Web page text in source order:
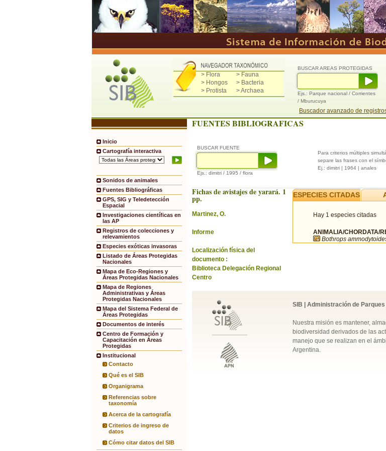
> Flora
> Fauna
> Hongos
> Bacteria
> Protista
> Archaea
BUSCAR AREAS PROTEGIDAS
Ejs.: Parque nacional / Corrientes
/ Mburucuya
Buscador avanzado de
Inicio
Cartografía interactiva
Sonidos de animales
Fuentes Bibliográficas
GPS, SIG y Teledetección
Espacial
Investigaciones científicas en
las AP
Registros de colecciones y
relevamientos
Especies exóticas invasoras
Listado de Áreas Protegidas
Nacionales
Mapa de Eco-Regiones y
Áreas Protegidas Nacionales
Mapa de Regiones
Administrativas y Áreas
Protegidas Nacionales
Mapa del Sistema Federal de
Áreas Protegidas
Documentos de interés
Centro de Formación y
Capacitación en Áreas
Protegidas
Institucional
Contacto
Qué es el SIB
Organigrama
Referencias sobre
taxonomía
Acerca de la cartografía
Criterios de ingreso de
datos
Cómo citar datos del SIB
FUENTES BIBLIOGRAFICAS
BUSCAR FUENTE
Ejs.: dimitri / 1995 / flora
Para criterios múltiples
separe las frases con el
Ej.: dimitri | 1964 | anales
Fichas de avistajes de yarará. 1
pp.
Martinez, O.
Informe
Localización física del
documento :
Biblioteca Delegación Regional
Centro
ESPECIES CITADAS
Hay 1 especies citadas
ANIMALIA/CHORDATA/
Bothrops
SIB | Administración de
Nuestra misión es mantener,
biodiversidad derivados de las
manejo que se realizan en el
Argentina.